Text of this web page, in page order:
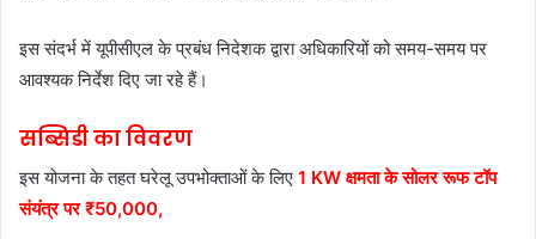
इस संदर्भ में यूपीसीएल के प्रबंध निदेशक द्वारा अधिकारियों को समय-समय पर
आवश्यक निर्देश दिए जा रहे हैं।
सब्सिडी का विवरण
इस योजना के तहत घरेलू उपभोक्ताओं के लिए 1 KW क्षमता के सोलर रूफ टॉप
संयंत्र पर ₹50,000,